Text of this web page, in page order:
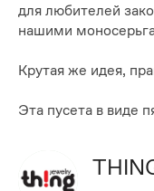
для любителей
нашими
Крутая же идея,
Эта пусета в виде